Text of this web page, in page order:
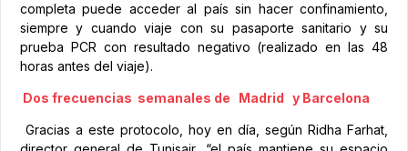
completa puede acceder al país sin hacer confinamiento,
siempre y cuando viaje con su pasaporte sanitario y su
prueba PCR con resultado negativo (realizado en las 48
horas antes del viaje).
Dos frecuencias semanales de Madrid y Barcelona
Gracias a este protocolo, hoy en día, según Ridha Farhat,